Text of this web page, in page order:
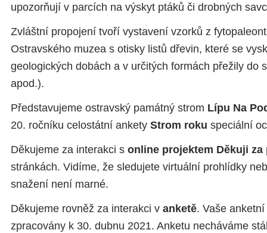
upozorňují v parcích na výskyt ptáků či drobných
Zvláštní propojení tvoří vystavení vzorků z
Ostravského muzea s otisky listů dřevin, které se
geologických dobách a v určitých formách přežily do
apod.).
Představujeme ostravský památný strom Lípu Na
20. ročníku celostátní ankety Strom roku speciální
Děkujeme za interakci s online projektem Děkuji za
stránkách. Vidíme, že sledujete virtuální prohlídky
snažení není marné.
Děkujeme rovněž za interakci v anketě. Vaše
zpracovány k 30. dubnu 2021. Anketu necháváme